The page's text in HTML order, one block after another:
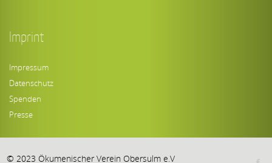
Imprint
Impressum
Datenschutz
Spenden
Presse
© 2023 Ökumenischer Verein Obersulm e.V